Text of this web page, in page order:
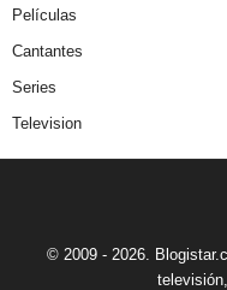
Películas
Cantantes
Series
Television
© 2009 - 2026.